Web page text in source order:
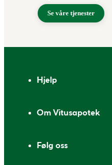
Se våre tjenester
Hjelp
Om Vitusapotek
Følg oss